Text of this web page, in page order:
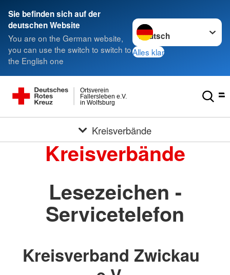
Sie befinden sich auf der
deutschen Website
You are on the German website,
you can use the switch to switch to
the English one
Sprache wechseln zu
Alles klar
in Wolfsburg
Fallersleben e.V.
Ortsverein
Kreisverbände
Kreisverbände
Lesezeichen -
Servicetelefon
Kreisverband Zwickau